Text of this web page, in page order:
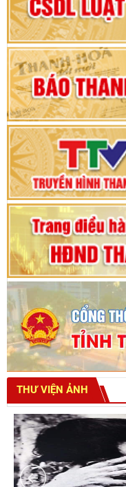
nhiệm kỳ
Khai mạc
hội khóa
Phiên
Thanh
Bế mạc
tỉnh khoá
THƯ VIỆN ẢNH